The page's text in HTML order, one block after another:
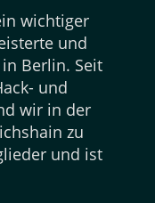
wichtiger
und
Berlin. Seit
und
wir in der
zu
und ist